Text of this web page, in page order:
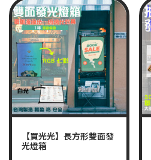
【買光光】長方形雙面發
光燈箱